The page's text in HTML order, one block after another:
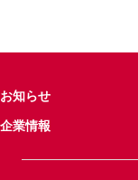
お知らせ
企業情報